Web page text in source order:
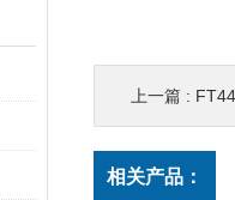
上一篇 :
相关产品：